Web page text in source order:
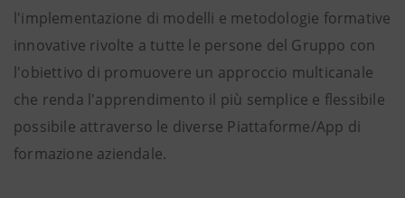
l'implementazione di modelli e metodologie formative
innovative rivolte a tutte le persone del Gruppo con
l'obiettivo di promuovere un approccio multicanale
che renda l'apprendimento il più semplice e flessibile
possibile attraverso le diverse Piattaforme/App di
formazione aziendale.